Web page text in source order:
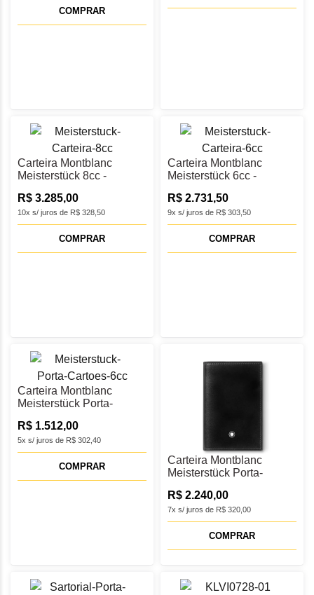
COMPRAR
Carteira Montblanc
Meisterstück 8cc -
10x s/ juros de R$ 328,50
R$ 3.285,00
COMPRAR
Carteira Montblanc
Meisterstück 6cc -
9x s/ juros de R$ 303,50
R$ 2.731,50
COMPRAR
Carteira Montblanc
Meisterstück Porta-
5x s/ juros de R$ 302,40
R$ 1.512,00
COMPRAR
Carteira Montblanc
Meisterstück Porta-
7x s/ juros de R$ 320,00
R$ 2.240,00
COMPRAR